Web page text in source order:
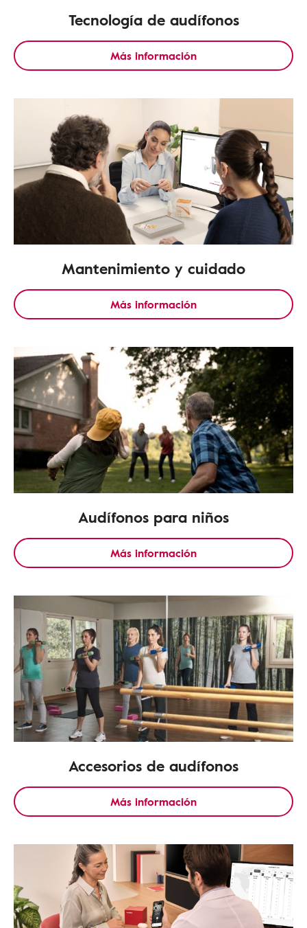
Tecnología de audífonos
Más información
Mantenimiento y cuidado
Más información
Audífonos para niños
Más información
Accesorios de audífonos
Más información